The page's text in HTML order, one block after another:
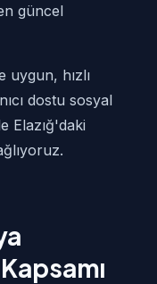
güncel
uygun, hızlı
dostu sosyal
Elazığ'daki